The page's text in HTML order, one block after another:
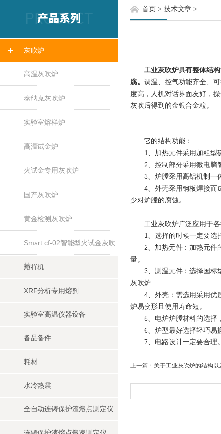
灰吹炉
高温灰吹炉
泰纳克灰吹炉
实验室熔样炉
高温试金炉
火试金专用灰吹炉
国产灰吹炉
黄金检测灰吹炉
Smart cf-02智能型火试金灰吹
炉
熔样机
XRF分析专用熔剂
实验室高温仪器设备
备品备件
耗材
水冷热震
全自动连铸保护渣熔点测定仪
首页 > 技术文章 >
工业灰吹炉具有整体结
腐。 调温、控气功能齐全、
度高，人机对话界面友好，
灰吹后得到的金银合金粒。
它的结构功能：
1、加热元件采用加粗型碳
2、控制部分采用微电脑智
3、炉膛采用高铝机制一体
4、外壳采用钢板焊接而成
少对炉膛的腐蚀。
工业灰吹炉广泛应用于各
1、选择的时候一定要选择
2、加热元件：加热元件的
量。
3、测温元件：选择国标型
灰吹炉
4、外壳：需选用采用优质
炉易变形且使用寿命短。
5、电炉炉膛材料的选择，
6、炉型最好选择轻巧易搬
7、电路设计一定要合理
上一篇： 关于工业灰吹炉的结构